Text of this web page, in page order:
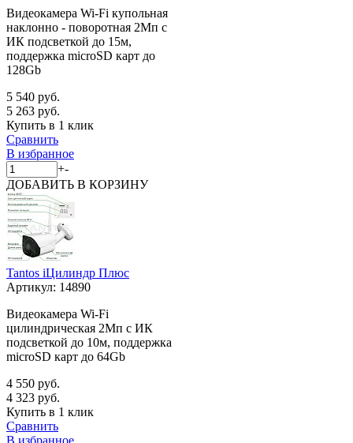
Видеокамера Wi-Fi купольная
наклонно - поворотная 2Мп с
ИК подсветкой до 15м,
поддержка microSD карт до
128Gb
5 540 руб.
5 263 руб.
Купить в 1 клик
Сравнить
В избранное
+-
ДОБАВИТЬ В КОРЗИНУ
Tantos iЦилиндр Плюс
Артикул: 14890
Видеокамера Wi-Fi
цилиндрическая 2Мп с ИК
подсветкой до 10м, поддержка
microSD карт до 64Gb
4 550 руб.
4 323 руб.
Купить в 1 клик
Сравнить
В избранное